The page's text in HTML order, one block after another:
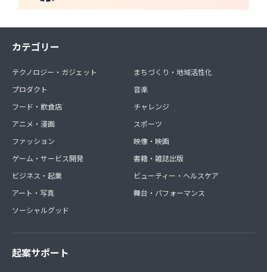
カテゴリー
テクノロジー・ガジェット
プロダクト
フード・飲食店
アニメ・漫画
ファッション
ゲーム・サービス開発
ビジネス・起業
アート・写真
ソーシャルグッド
まちづくり・地域活性化
音楽
チャレンジ
スポーツ
映像・映画
書籍・雑誌出版
ビューティー・ヘルスケア
舞台・パフォーマンス
起案サポート